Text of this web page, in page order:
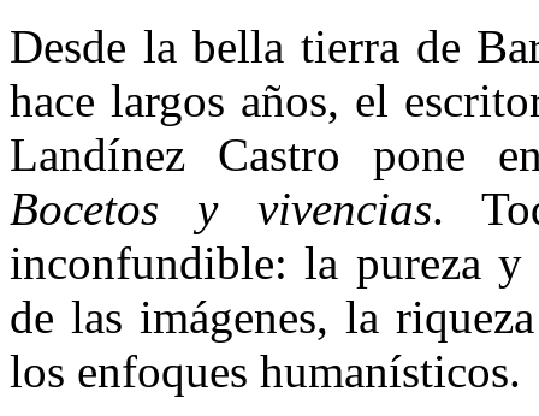
Desde la bella tierra de
hace largos años, el
Landínez Castro pone
Bocetos y vivencias.
inconfundible: la pureza y
de las imágenes, la
los enfoques humanísticos.